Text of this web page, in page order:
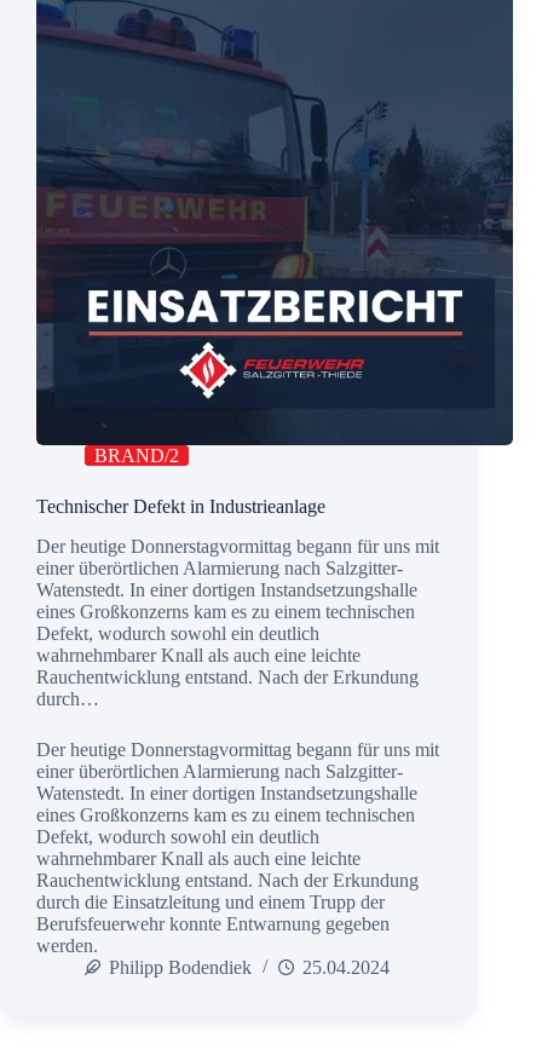
BRAND/2
Technischer Defekt in Industrieanlage
Der heutige Donnerstagvormittag begann für uns mit
einer überörtlichen Alarmierung nach Salzgitter-
Watenstedt. In einer dortigen Instandsetzungshalle
eines Großkonzerns kam es zu einem technischen
Defekt, wodurch sowohl ein deutlich
wahrnehmbarer Knall als auch eine leichte
Rauchentwicklung entstand. Nach der Erkundung
durch…
Der heutige Donnerstagvormittag begann für uns mit
einer überörtlichen Alarmierung nach Salzgitter-
Watenstedt. In einer dortigen Instandsetzungshalle
eines Großkonzerns kam es zu einem technischen
Defekt, wodurch sowohl ein deutlich
wahrnehmbarer Knall als auch eine leichte
Rauchentwicklung entstand. Nach der Erkundung
durch die Einsatzleitung und einem Trupp der
Berufsfeuerwehr konnte Entwarnung gegeben
werden.
Philipp Bodendiek
25.04.2024